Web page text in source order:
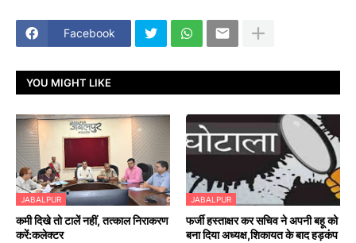
Facebook
YOU MIGHT LIKE
JABALPUR
कमी दिखे तो टालें नहीं, तत्काल निराकरण
करें:कलेक्टर
JABALPUR
फर्जी हस्ताक्षर कर सचिव ने अपनी बहू को
बना दिया अध्यक्ष,शिकायत के बाद हड़कंप